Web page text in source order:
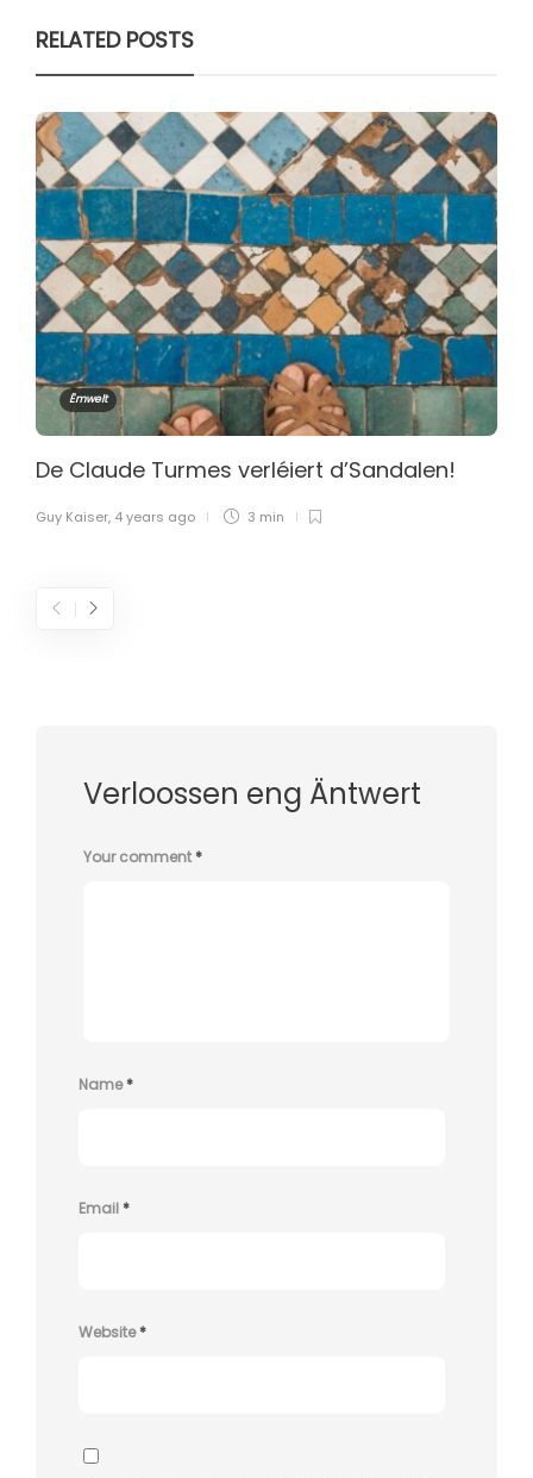
RELATED POSTS
Ëmwelt
De Claude Turmes verléiert d’Sandalen!
Guy Kaiser, 4 years ago 3 min
Verloossen eng Äntwert
Your comment*
Name*
Email*
Website*